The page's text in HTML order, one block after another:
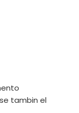
tambin el